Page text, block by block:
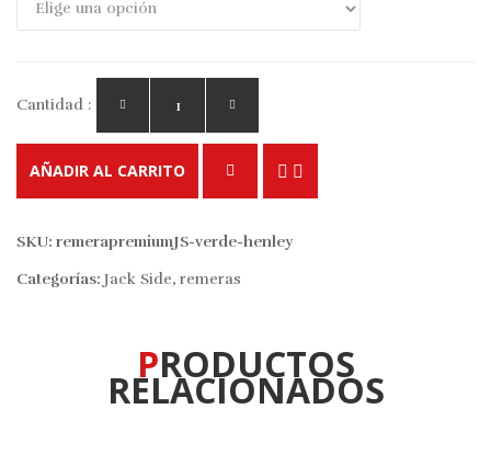
Cantidad :
AÑADIR AL CARRITO
SKU: remerapremiumJS-verde-henley
Categorías: Jack Side, remeras
PRODUCTOS
RELACIONADOS